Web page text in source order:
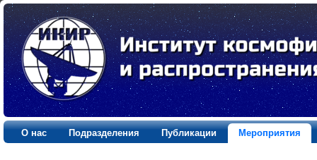
О нас Подразделения Публикации Мероприятия